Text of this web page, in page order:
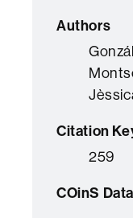
Authors
Citation
259
COinS Data